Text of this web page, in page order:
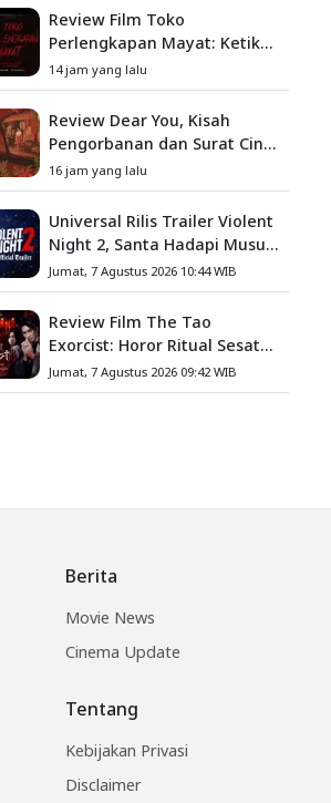
Review Film Toko
Perlengkapan Mayat: Ketika
Kutukan Keluarga Menjadi
Sumber Teror yang
Sesungguhnya
14 jam yang lalu
Review Dear You, Kisah
Pengorbanan dan Surat Cinta
yang Menyentuh Hati
16 jam yang lalu
Universal Rilis Trailer Violent
Night 2, Santa Hadapi Musuh
Baru
Jumat, 7 Agustus 2026 10:44 WIB
Review Film The Tao
Exorcist: Horor Ritual Sesat
Taiwan yang Penuh Misteri
dan Teror Psikologis
Jumat, 7 Agustus 2026 09:42 WIB
Berita
Movie News
Cinema Update
Tentang
Kebijakan Privasi
Disclaimer